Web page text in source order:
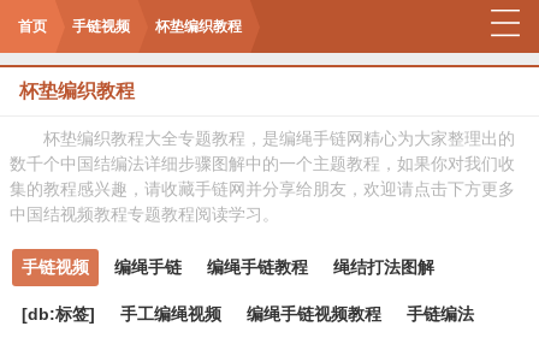
首页 手链视频 杯垫编织教程
杯垫编织教程
杯垫编织教程大全专题教程，是编绳手链网精心为大家整理出的
数千个中国结编法详细步骤图解中的一个主题教程，如果你对我们收
集的教程感兴趣，请收藏手链网并分享给朋友，欢迎请点击下方更多
中国结视频教程专题教程阅读学习。
手链视频 编绳手链 编绳手链教程 绳结打法图解
[db:标签] 手工编绳视频 编绳手链视频教程 手链编法